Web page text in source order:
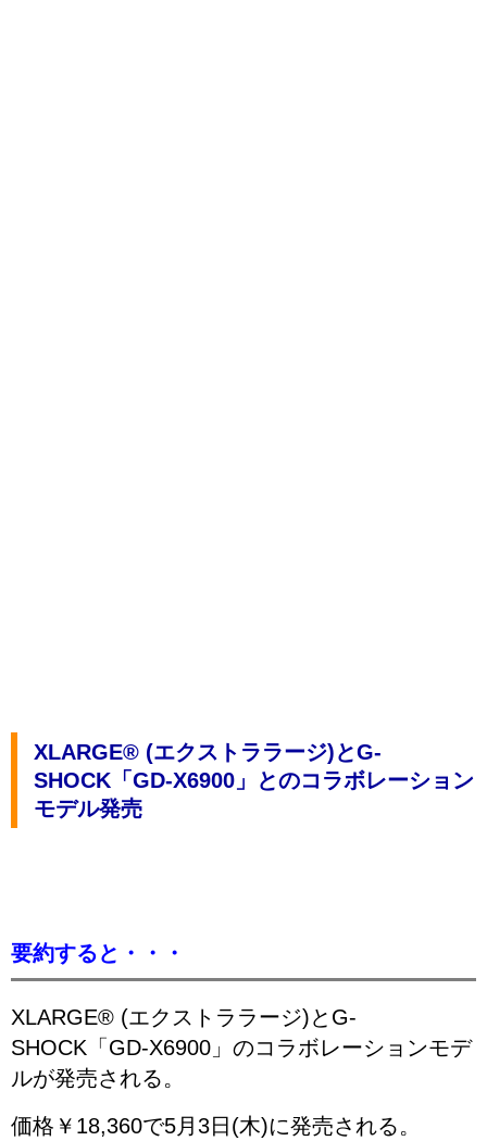
XLARGE® (エクストララージ)とG-
SHOCK「GD-X6900」とのコラボレーション
モデル発売
要約すると・・・
XLARGE® (エクストララージ)とG-
SHOCK「GD-X6900」のコラボレーションモデ
ルが発売される。
価格￥18,360で5月3日(木)に発売される。